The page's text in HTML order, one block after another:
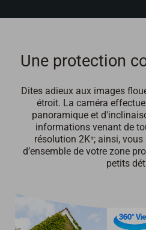
Une protection
Dites adieux aux images
étroit. La caméra
panoramique et
informations venant de
résolution 2K⁺; ainsi,
d’ensemble de votre zone
petits